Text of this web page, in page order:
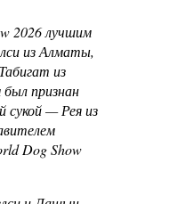
2026 лучшим
из Алматы,
из
признан
— Рея из
Dog Show